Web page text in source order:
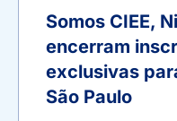
Somos CIEE,
encerram
exclusivas
São Paulo